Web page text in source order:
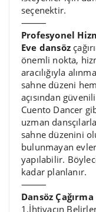
seçenektir.
⸻
Profesyonel
Eve dansöz
önemli nokta,
aracılığıyla
sahne düzeni
açısından
Cuento Dancer
uzman
sahne düzenini
bulunmayan
yapılabilir.
kadar planlanır.
⸻
Dansöz
1.İhtiyacın